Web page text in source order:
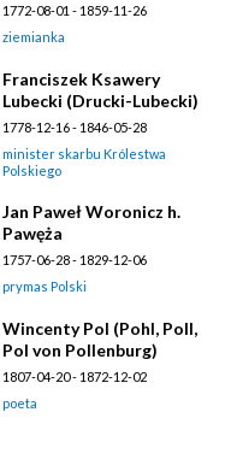
1772-08-01 - 1859-11-26
ziemianka
Franciszek Ksawery
Lubecki (Drucki-Lubecki)
1778-12-16 - 1846-05-28
minister skarbu Królestwa
Polskiego
Jan Paweł Woronicz h.
Pawęża
1757-06-28 - 1829-12-06
prymas Polski
Wincenty Pol (Pohl, Poll,
Pol von Pollenburg)
1807-04-20 - 1872-12-02
poeta